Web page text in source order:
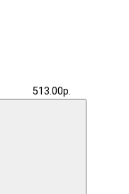
513.00р.